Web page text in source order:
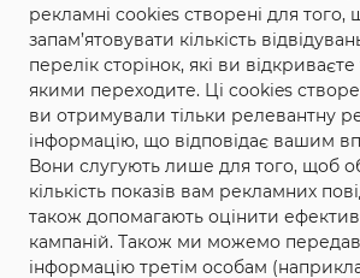
рекламні cookies створені для того,
запам’ятовувати кількість
перелік сторінок, які ви
якими переходите. Ці cookies
ви отримували тільки релевантну
інформацію, що відповідає вашим
Вони слугують лише для того, щоб
кількість показів вам рекламних
також допомагають оцінити
кампаній. Також ми можемо
інформацію третім особам